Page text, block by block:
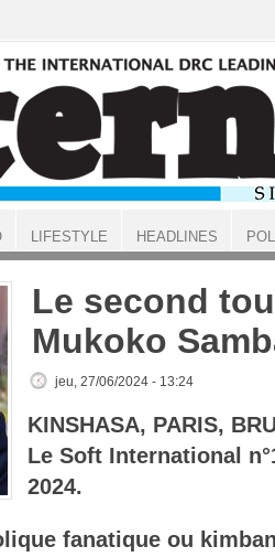
Le second
Mukoko
jeu, 27/06/2024 - 13:24
KINSHASA, PARIS,
Le Soft International
2024.
fanatique ou
LIFESTYLE HEADLINES